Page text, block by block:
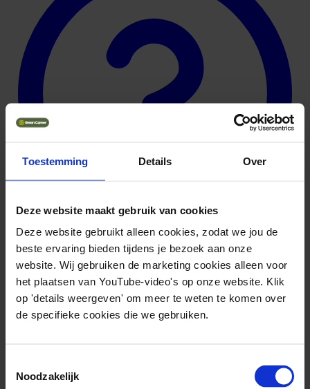
Toestemming Details Over
Deze website maakt gebruik van cookies
Deze website gebruikt alleen cookies, zodat we jou de
beste ervaring bieden tijdens je bezoek aan onze
website. Wij gebruiken de marketing cookies alleen voor
het plaatsen van YouTube-video's op onze website. Klik
op 'details weergeven' om meer te weten te komen over
de specifieke cookies die we gebruiken.
Noodzakelijk
Omschrijving
De vrijwilligersfunctie ondersteunt presentatie en verkoop binnen
een kringloopboetiek. Met je inzet draag je bij aan een circulaire